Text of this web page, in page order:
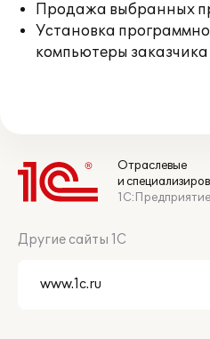
Продажа выбранных
Установка
компьютеры заказчика
Отраслевые
и
1С:Предприятие
Другие сайты 1С